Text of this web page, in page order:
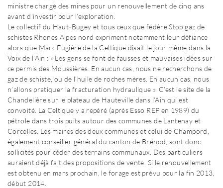
ministre chargé des mines pour un renouvellement de cinq ans
avant d’investir pour l’exploration.
Le collectif du Haut-Bugey et tous ceux que fédère Stop gaz de
schistes Rhones Alpes nord expriment notamment leur défiance
alors que Marc Fugière de la Celtique disait le jour même dans la
Voix de l’Ain : « Les gens se font de fausses et mauvaises idées sur
ce permis des Moussières. En aucun cas, nous ne recherchons de
gaz de schiste, ou de l’huile de roches mères. En aucun cas, nous
n’allons pratiquer la fracturation hydraulique ». C’est le site de la
Chandelière sur le plateau de Hauteville dans l’Ain qui est
convoité. La Celtique y a repéré (après Esso REP en 1989) du
pétrole dans trois puits autour des communes de Lantenay et
Corcelles. Les maires des deux communes et celui de Champord,
également conseiller général du canton de Brénod, sont donc
sollicités pour cèder des terrains communaux. Des particuliers
auraient déjà fait des propositions de vente. Si le renouvellement
est obtenu en mars prochain, le forage est prévu pour la fin 2013,
début 2014.